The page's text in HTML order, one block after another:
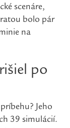
scenáre,
bolo pár
na
po
Jeho
39 simulácií.